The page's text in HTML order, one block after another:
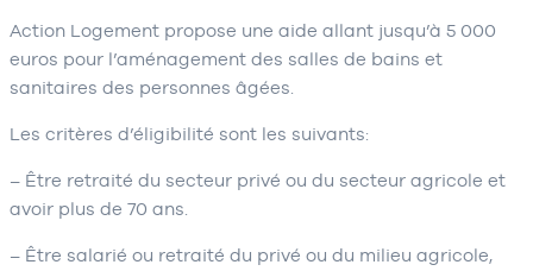
Action Logement propose une aide allant jusqu’à 5 000
euros pour l’aménagement des salles de bains et
sanitaires des personnes âgées.
Les critères d’éligibilité sont les suivants:
– Être retraité du secteur privé ou du secteur agricole et
avoir plus de 70 ans.
– Être salarié ou retraité du privé ou du milieu agricole,